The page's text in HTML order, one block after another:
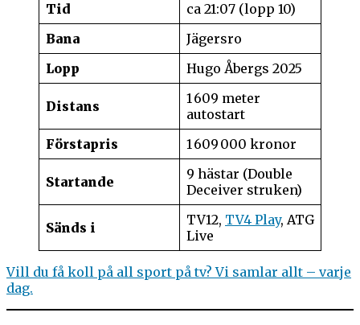
Tid
ca 21:07 (lopp 10)
Bana
Jägersro
Lopp
Hugo Åbergs 2025
Distans
1 609 meter
autostart
Förstapris
1 609 000 kronor
Startande
9 hästar (Double
Deceiver struken)
Sänds i TV12, TV4 Play, ATG
Live
Vill du få koll på all sport på tv? Vi samlar allt – varje
dag.